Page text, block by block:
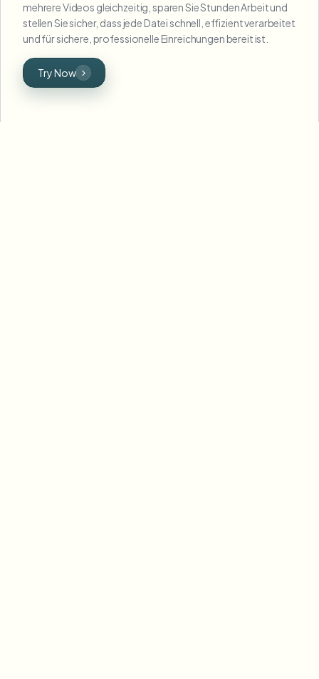
mehrere Videos gleichzeitig, sparen Sie Stunden Arbeit und
stellen Sie sicher, dass jede Datei schnell, effizient verarbeitet
und für sichere, professionelle Einreichungen bereit ist.
Try Now